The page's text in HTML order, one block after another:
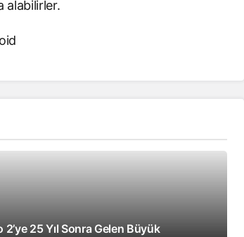
alabilirler.
2’ye 25 Yıl Sonra Gelen Büyük